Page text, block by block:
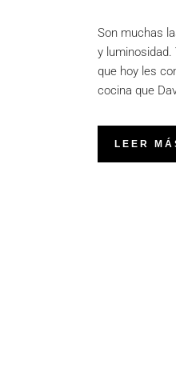
Son muchas
y
que hoy les
cocina que
LEER